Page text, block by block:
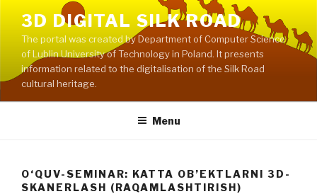
content
3D DIGITAL SILK ROAD
The portal was created by Department of Computer Science
of Lublin University of Technology in Poland. It presents
information related to the digitalisation of the Silk Road
cultural heritage.
Menu
O‘QUV-SEMINAR: KATTA OB’EKTLARNI 3D-
SKANERLASH (RAQAMLASHTIRISH)